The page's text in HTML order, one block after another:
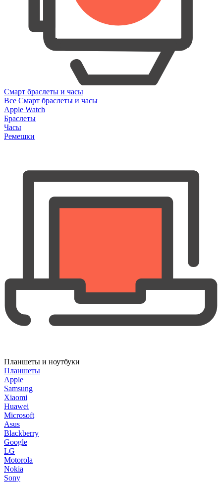
Смарт браслеты и часы
Все Смарт браслеты и часы
Apple Watch
Браслеты
Часы
Ремешки
Планшеты и ноутбуки
Планшеты
Apple
Samsung
Xiaomi
Huawei
Microsoft
Asus
Blackberry
Google
LG
Motorola
Nokia
Sony